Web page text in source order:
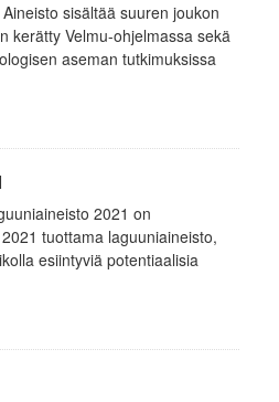
sisältää suuren joukon
kerätty Velmu-ohjelmassa sekä
aseman tutkimuksissa
2021 on
tuottama laguuniaineisto,
esiintyviä potentiaalisia